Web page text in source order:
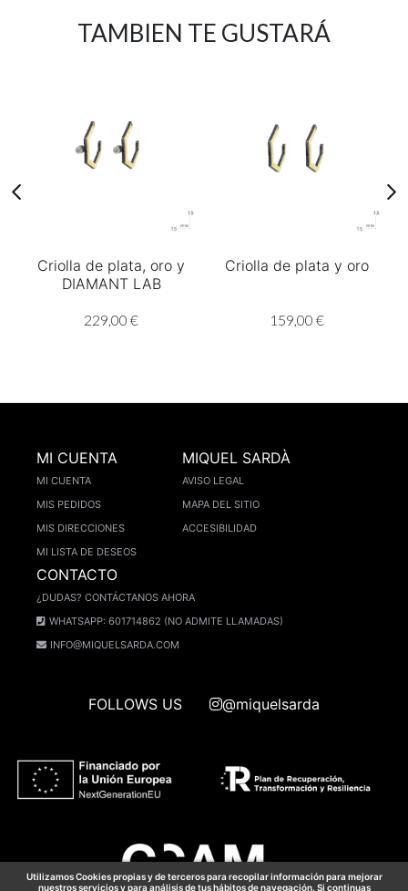
Utilizamos Cookies propias y de terceros para recopilar información para mejorar
nuestros servicios y para análisis de tus hábitos de navegación. Si continuas
TAMBIEN TE GUSTARÁ
Criolla de plata, oro y
DIAMANT LAB
229,00 €
Criolla de plata y oro
159,00 €
MI CUENTA
MI CUENTA
MIS PEDIDOS
MIS DIRECCIONES
MI LISTA DE DESEOS
MIQUEL SARDÀ
AVISO LEGAL
MAPA DEL SITIO
ACCESIBILIDAD
CONTACTO
¿DUDAS? CONTÁCTANOS AHORA
WHATSAPP: 601714862 (NO ADMITE LLAMADAS)
INFO@MIQUELSARDA.COM
FOLLOWS US @miquelsarda